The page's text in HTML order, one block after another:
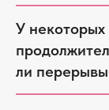
У
ли